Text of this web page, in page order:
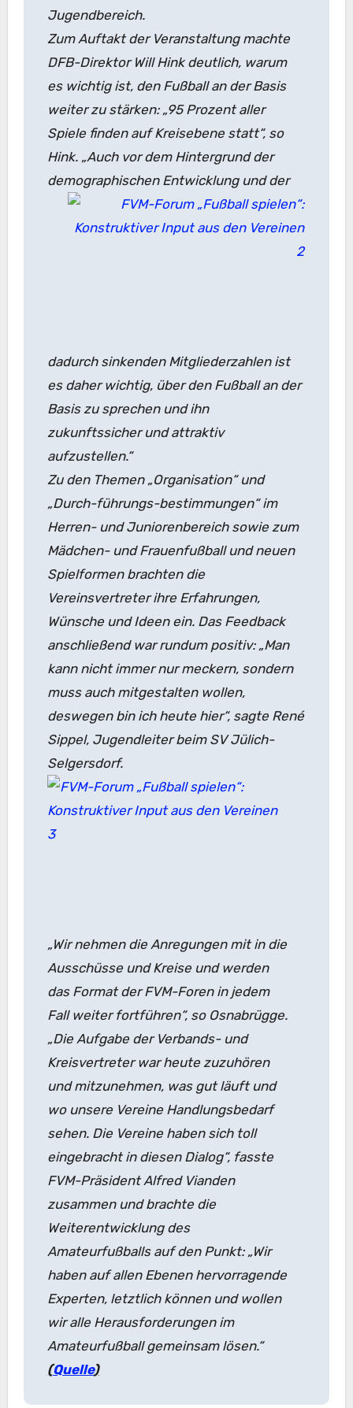
Jugendbereich.
Zum Auftakt der Veranstaltung machte
DFB-Direktor Will Hink deutlich, warum
es wichtig ist, den Fußball an der Basis
weiter zu stärken: „95 Prozent aller
Spiele finden auf Kreisebene statt“, so
Hink. „Auch vor dem Hintergrund der
demographischen Entwicklung undder
dadurch sinkenden Mitgliederzahlen ist
es daher wichtig, über den Fußball an der
Basis zu sprechen und ihn
zukunftssicher und attraktiv
aufzustellen.“
Zu den Themen „Organisation“ und
„Durch-führungs-bestimmungen“ im
Herren- und Juniorenbereich sowie zum
Mädchen- und Frauenfußball und neuen
Spielformen brachten die
Vereinsvertreter ihre Erfahrungen,
Wünsche und Ideen ein. Das Feedback
anschließend war rundum positiv: „Man
kann nicht immer nur meckern, sondern
muss auch mitgestalten wollen,
deswegen bin ich heute hier“, sagte René
Sippel, Jugendleiter beim SV Jülich-
Selgersdorf.
„Wir nehmen die Anregungen mit in die
Ausschüsse und Kreise und werden
das Format der FVM-Foren in jedem
Fall weiter fortführen“, so Osnabrügge.
„Die Aufgabe der Verbands- und
Kreisvertreter war heute zuzuhören
und mitzunehmen, was gut läuft und
wo unsere Vereine Handlungsbedarf
sehen. Die Vereine haben sich toll
eingebracht in diesen Dialog“, fasste
FVM-Präsident Alfred Vianden
zusammen und brachte die
Weiterentwicklung des
Amateurfußballs auf den Punkt: „Wir
haben auf allen Ebenen hervorragende
Experten, letztlich können und wollen
wir alle Herausforderungen im
Amateurfußball gemeinsam lösen.“
(Quelle)